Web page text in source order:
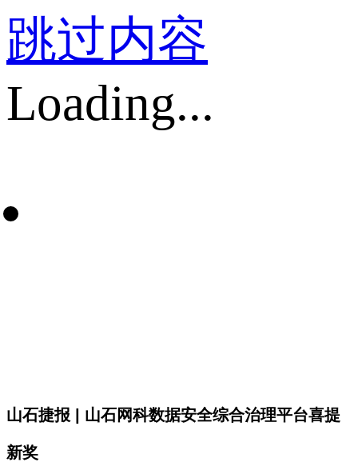
跳过内容
Loading...
山石捷报 | 山石网科数据安全综合治理平台喜提
新奖